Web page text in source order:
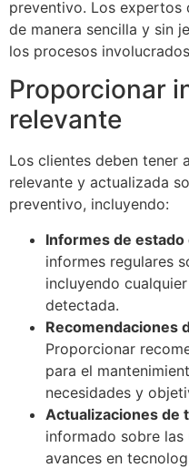
preventivo. Los expertos
de manera sencilla y sin
los procesos
Proporcionar
relevante
Los clientes deben tener
relevante y actualizada
preventivo, incluyendo:
Informes de estado
informes regulares
incluyendo
detectada.
Recomendaciones
Proporcionar
para el
necesidades y
Actualizaciones de
informado sobre
avances en